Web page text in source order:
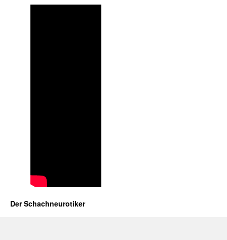
Der Schachneurotiker